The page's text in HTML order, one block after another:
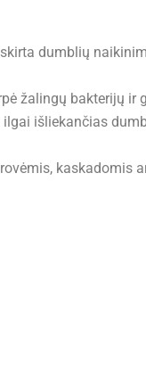
skirta dumblių
žalingų bakterijų ir
išliekančias
kaskadomis